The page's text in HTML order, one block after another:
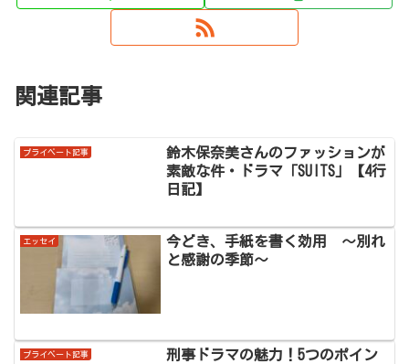
関連記事
プライベート記事
鈴木保奈美さんのファッションが
素敵な件・ドラマ「SUITS」【4行
日記】
エッセイ
今どき、手紙を書く効用 ～別れ
と感謝の季節～
プライベート記事
刑事ドラマの魅力！5つのポイン